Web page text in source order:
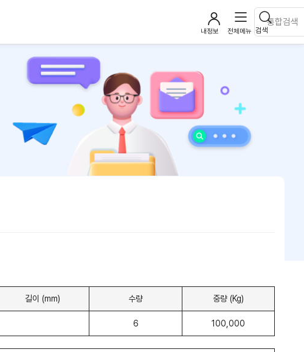
검색
내정보 전체메뉴
길이 (mm) 수량 중량 (Kg)
6 100,000